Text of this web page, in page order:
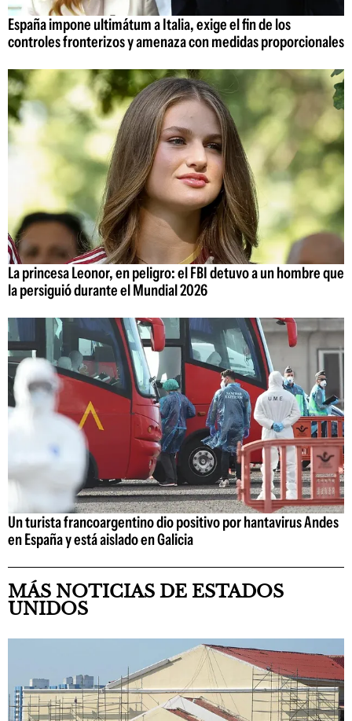
España impone ultimátum a Italia, exige el fin de los
controles fronterizos y amenaza con medidas proporcionales
La princesa Leonor, en peligro: el FBI detuvo a un hombre que
la persiguió durante el Mundial 2026
Un turista francoargentino dio positivo por hantavirus Andes
en España y está aislado en Galicia
MÁS NOTICIAS DE ESTADOS
UNIDOS